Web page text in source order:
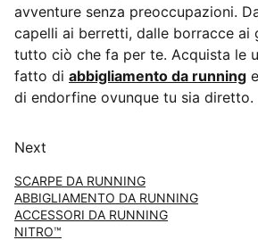
avventure senza preoccupazioni.
capelli ai berretti, dalle borracce ai
tutto ciò che fa per te. Acquista le
fatto di abbigliamento da running
di endorfine ovunque tu sia diretto.
Next
SCARPE DA RUNNING
ABBIGLIAMENTO DA RUNNING
ACCESSORI DA RUNNING
NITRO™